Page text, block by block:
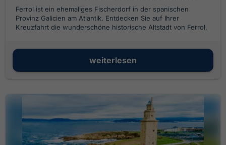
Ferrol ist ein ehemaliges Fischerdorf in der spanischen
Provinz Galicien am Atlantik. Entdecken Sie auf Ihrer
Kreuzfahrt die wunderschöne historische Altstadt von Ferrol,
weiterlesen